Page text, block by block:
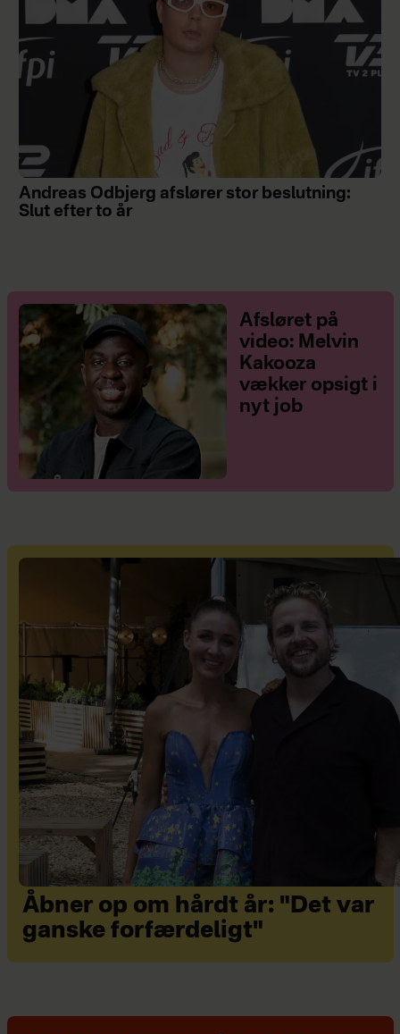
Andreas Odbjerg afslører stor beslutning:
Slut efter to år
Afsløret på
video: Melvin
Kakooza
vækker opsigt i
nyt job
Åbner op om hårdt år: "Det var
ganske forfærdeligt"